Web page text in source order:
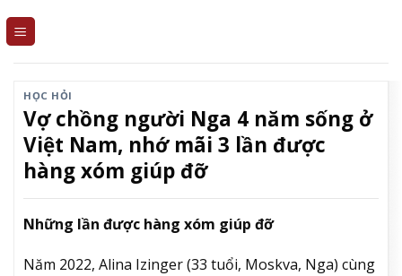
HỌC HỎI
Vợ chồng người Nga 4 năm sống ở
Việt Nam, nhớ mãi 3 lần được
hàng xóm giúp đỡ
Những lần được hàng xóm giúp đỡ
Năm 2022, Alina Izinger (33 tuổi, Moskva, Nga) cùng